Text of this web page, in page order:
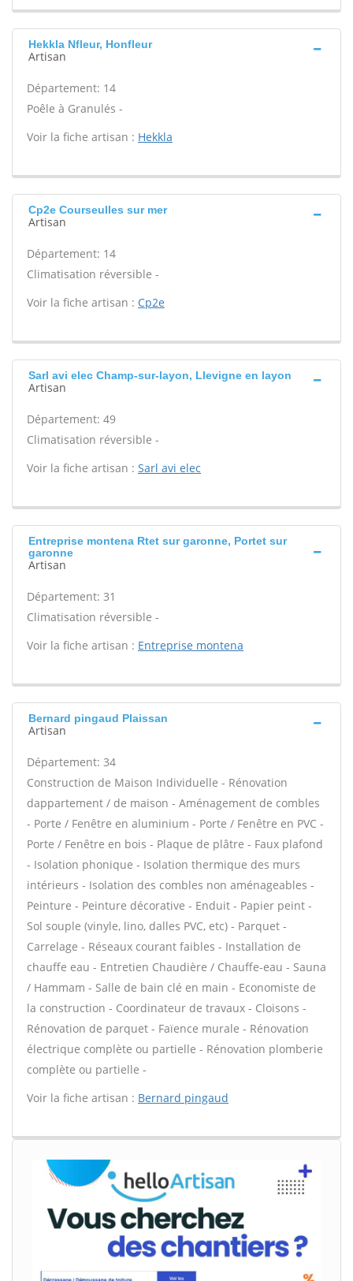
Hekkla Nfleur, Honfleur
Artisan
Département: 14
Poêle à Granulés -
Voir la fiche artisan : Hekkla
Cp2e Courseulles sur mer
Artisan
Département: 14
Climatisation réversible -
Voir la fiche artisan : Cp2e
Sarl avi elec Champ-sur-layon, Llevigne en layon
Artisan
Département: 49
Climatisation réversible -
Voir la fiche artisan : Sarl avi elec
Entreprise montena Rtet sur garonne, Portet sur
garonne
Artisan
Département: 31
Climatisation réversible -
Voir la fiche artisan : Entreprise montena
Bernard pingaud Plaissan
Artisan
Département: 34
Construction de Maison Individuelle - Rénovation
dappartement / de maison - Aménagement de combles
- Porte / Fenêtre en aluminium - Porte / Fenêtre en PVC -
Porte / Fenêtre en bois - Plaque de plâtre - Faux plafond
- Isolation phonique - Isolation thermique des murs
intérieurs - Isolation des combles non aménageables -
Peinture - Peinture décorative - Enduit - Papier peint -
Sol souple (vinyle, lino, dalles PVC, etc) - Parquet -
Carrelage - Réseaux courant faibles - Installation de
chauffe eau - Entretien Chaudière / Chauffe-eau - Sauna
/ Hammam - Salle de bain clé en main - Economiste de
la construction - Coordinateur de travaux - Cloisons -
Rénovation de parquet - Faïence murale - Rénovation
électrique complète ou partielle - Rénovation plomberie
complète ou partielle -
Voir la fiche artisan : Bernard pingaud